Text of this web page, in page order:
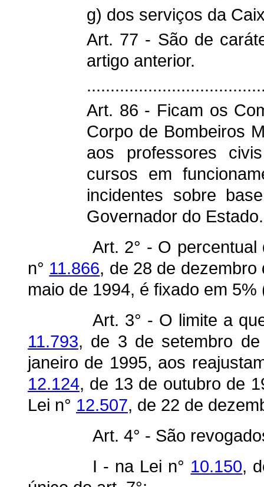
g) dos serviços da
Art. 77 - São de
artigo anterior.
Art. 86 - Ficam os
Corpo de Bombeiros
aos professores
cursos em
incidentes sobre
Governador do
Art. 2° - O
n° 11.866, de 28 de
maio de 1994, é fixado em
Art. 3° - O limite a
11.793, de 3 de setembro
janeiro de 1995, aos
12.124, de 13 de outubro de
Lei n° 12.507, de 22 de
Art. 4° - São
I - na Lei n° 10.150,